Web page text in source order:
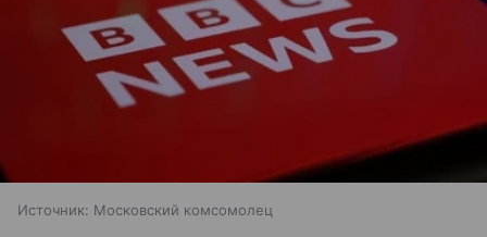
Источник: Московский комсомолец